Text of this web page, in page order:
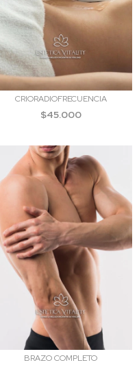
CRIORADIOFRECUENCIA
$45.000
BRAZO COMPLETO